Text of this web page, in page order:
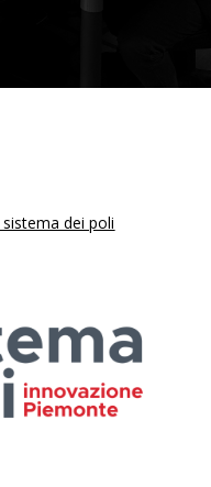
sistema dei poli